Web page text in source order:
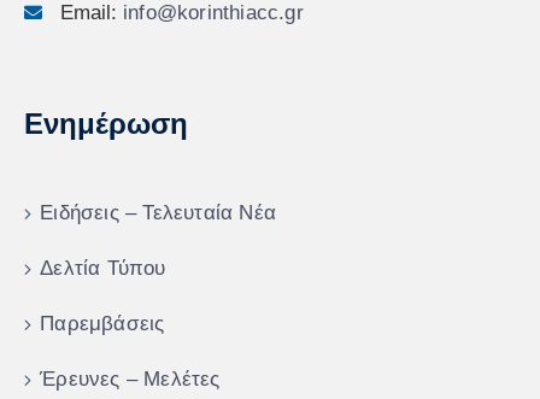
Email: info@korinthiacc.gr
Ενημέρωση
Ειδήσεις – Τελευταία Νέα
Δελτία Τύπου
Παρεμβάσεις
Έρευνες – Μελέτες